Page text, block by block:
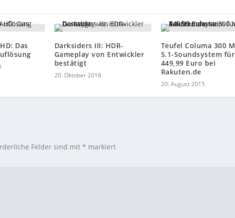
Das
Darksiders III: HDR-
Gameplay von Entwickler
bestätigt
20. Oktober 2018
Teufel Columa 300
5.1-Soundsystem für
449,99 Euro bei
Rakuten.de
20. August 2015
Felder sind mit* markiert